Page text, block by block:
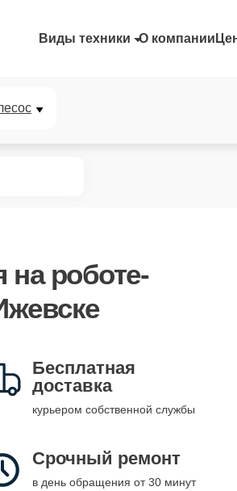
Виды техники О компании
на роботе-
Бесплатная
доставка
курьером собственной службы
Срочный ремонт
в день обращения от 30 минут